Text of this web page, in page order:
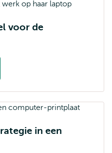
voor de
in een